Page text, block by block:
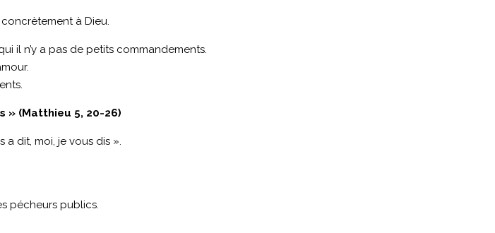
à Dieu.
il n’y a pas de petits commandements.
» (Matthieu 5, 20-26)
a dit, moi, je vous dis ».
pécheurs publics.